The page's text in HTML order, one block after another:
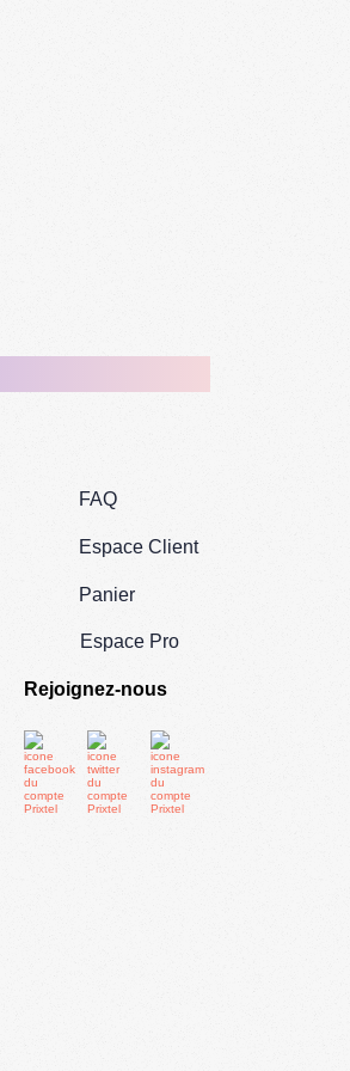
FAQ
Espace Client
Panier
Espace Pro
Rejoignez-nous